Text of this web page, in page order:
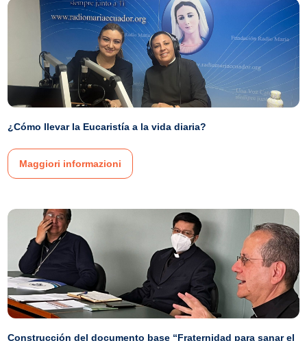
¿Cómo llevar la Eucaristía a la vida diaria?
Maggiori informazioni
Construcción del documento base “Fraternidad para sanar el